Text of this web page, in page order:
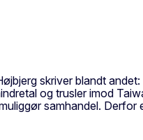
skriver blandt
og trusler imod
samhandel. Derfor